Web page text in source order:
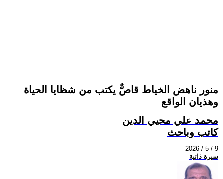
منور ناهض الخياط قاصٌّ يكتب من شظايا الحياة
وهذيان الواقع
محمد علي محيي الدين
كاتب وباحث
2026 / 5 / 9
سيرة ذاتية